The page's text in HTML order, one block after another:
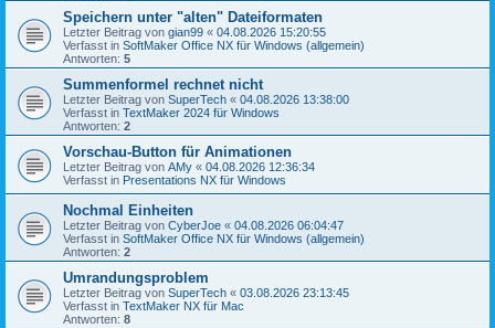
Speichern unter "alten" Dateiformaten
Letzter Beitrag von gian99 « 04.08.2026 15:20:55
Verfasst in SoftMaker Office NX für Windows (allgemein)
Antworten: 5
Summenformel rechnet nicht
Letzter Beitrag von SuperTech « 04.08.2026 13:38:00
Verfasst in TextMaker 2024 für Windows
Antworten: 2
Vorschau-Button für Animationen
Letzter Beitrag von AMy « 04.08.2026 12:36:34
Verfasst in Presentations NX für Windows
Nochmal Einheiten
Letzter Beitrag von CyberJoe « 04.08.2026 06:04:47
Verfasst in SoftMaker Office NX für Windows (allgemein)
Antworten: 2
Umrandungsproblem
Letzter Beitrag von SuperTech « 03.08.2026 23:13:45
Verfasst in TextMaker NX für Mac
Antworten: 8